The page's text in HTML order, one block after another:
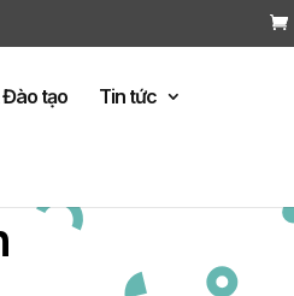
Đào tạo Tin tức